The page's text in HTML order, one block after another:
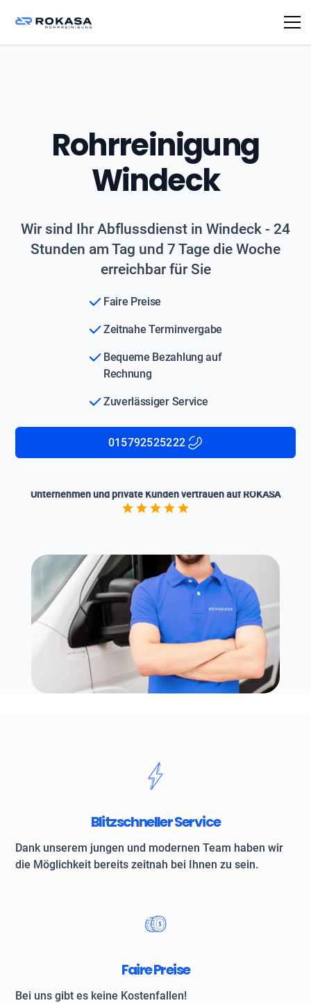
Rohrreinigung
Windeck
Wir sind Ihr Abflussdienst in Windeck - 24
Stunden am Tag und 7 Tage die Woche
erreichbar für Sie
Faire Preise
Zeitnahe Terminvergabe
Bequeme Bezahlung auf
Rechnung
Zuverlässiger Service
015792525222
Unternehmen und private Kunden vertrauen auf ROKASA
Blitzschneller Service
Dank unserem jungen und modernen Team haben wir
die Möglichkeit bereits zeitnah bei Ihnen zu sein.
Faire Preise
Bei uns gibt es keine Kostenfallen!